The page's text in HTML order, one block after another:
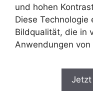
und hohen
Diese Technologie
Bildqualität, die in
Anwendungen
Jetzt